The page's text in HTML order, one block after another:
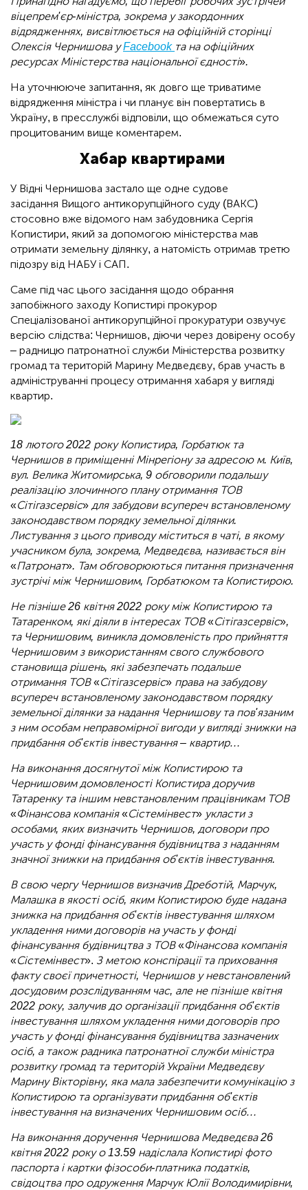
віцепрем'єр-міністра, зокрема у закордонних
відрядженнях, висвітлюється на офіційній сторінці
Олексія Чернишова уFacebook та на офіційних
ресурсах Міністерства національної єдності».
На уточнююче запитання, як довго ще триватиме
відрядження міністра і чи планує він повертатись в
Україну, в пресслужбі відповіли, що обмежаться суто
процитованим вище коментарем.
Хабар квартирами
У Відні Чернишова застало ще одне судове
засідання Вищого антикорупційного суду (ВАКС)
стосовно вже відомого нам забудовника Сергія
Копистири, який за допомогою міністерства мав
отримати земельну ділянку, а натомість отримав третю
підозру від НАБУ і САП.
Саме під час цього засідання щодо обрання
запобіжного заходу Копистирі прокурор
Спеціалізованої антикорупційної прокуратури озвучує
версію слідства: Чернишов, діючи через довірену особу
– радницю патронатної служби Міністерства розвитку
громад та територій Марину Медведєву, брав участь в
адмініструванні процесу отримання хабаря у вигляді
квартир.
18 лютого 2022 року Копистира, Горбатюк та
Чернишов в приміщенні Мінрегіону за адресою м. Київ,
вул. Велика Житомирська, 9 обговорили подальшу
реалізацію злочинного плану отримання ТОВ
«Сітігазсервіс» для забудови всупереч встановленому
законодавством порядку земельної ділянки.
Листування з цього приводу міститься в чаті, в якому
учасником була, зокрема, Медведєва, називається він
«Патронат». Там обговорюються питання призначення
зустрічі між Чернишовим, Горбатюком та Копистирою.
Не пізніше 26 квітня 2022 року між Копистирою та
Татаренком, які діяли в інтересах ТОВ«Сітігазсервіс»,
та Чернишовим, виникла домовленість про прийняття
Чернишовим з використанням свого службового
становища рішень, які забезпечать подальше
отримання ТОВ«Сітігазсервіс» права на забудову
всупереч встановленому законодавством порядку
земельної ділянки за надання Чернишову та пов'язаним
з ним особам неправомірної вигоди у вигляді знижки на
придбання об'єктів інвестування – квартир…
На виконання досягнутої між Копистирою та
Чернишовим домовленості Копистира доручив
Татаренку та іншим невстановленим працівникам ТОВ
«Фінансова компанія«Сістемінвест» укласти з
особами, яких визначить Чернишов, договори про
участь у фонді фінансування будівництва з наданням
значної знижки на придбання об'єктів інвестування.
В свою чергу Чернишов визначив Дреботій, Марчук,
Малашка в якості осіб, яким Копистирою буде надана
знижка на придбання об'єктів інвестування шляхом
укладення ними договорів на участь у фонді
фінансування будівництва з ТОВ«Фінансова компанія
«Сістемінвест». З метою конспірації та приховання
факту своєї причетності, Чернишов у невстановлений
досудовим розслідуванням час, але не пізніше квітня
2022 року, залучив до організації придбання об'єктів
інвестування шляхом укладення ними договорів про
участь у фонді фінансування будівництва зазначених
осіб, а також радника патронатної служби міністра
розвитку громад та територій України Медведєву
Марину Вікторівну, яка мала забезпечити комунікацію з
Копистирою та організувати придбання об'єктів
інвестування на визначених Чернишовим осіб…
На виконання доручення Чернишова Медведєва 26
квітня 2022 року о 13.59 надіслала Копистирі фото
паспорта і картки фізособи-платника податків,
свідоцтва про одруження Марчук Юлії Володимирівни,